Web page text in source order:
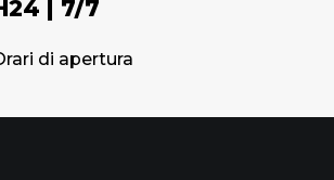
| 7/7
di apertura